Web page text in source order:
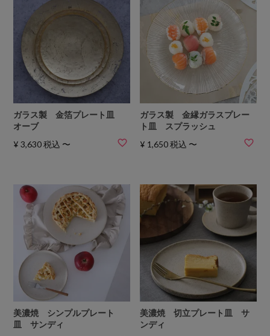
ガラス製 金箔プレート皿
オーブ
¥ 3,630 税込 〜
ガラス製 金縁ガラスプレー
ト皿 スプラッシュ
¥ 1,650税込 〜
美濃焼 シンプルプレート
皿 サンディ
美濃焼 切立プレート皿 サ
ンディ